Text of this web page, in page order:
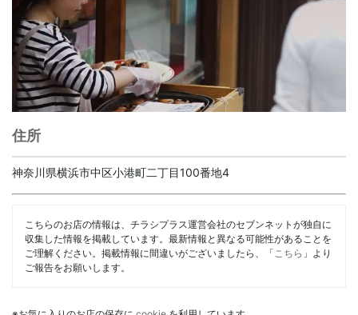
住所
神奈川県横浜市中区小港町二丁目100番地4
こちらのお店の情報は、チラシプラス運営会社のセブンネットが独自に
収集した情報を掲載しています。最新情報と異なる可能性があることを
ご理解ください。掲載情報に間違いがございましたら、「 こちら 」より
ご報告をお願いします。